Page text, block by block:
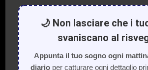
🌙 Non lasciare che i
svaniscano al
Appunta il tuo sogno ogni
diarioper catturare ogni dettaglio